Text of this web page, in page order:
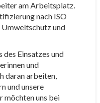
am Arbeitsplatz.
nach ISO
Umweltschutz und
Einsatzes und
und
daran arbeiten,
und unsere
möchten uns bei